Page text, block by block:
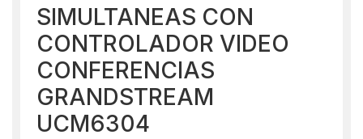
SIMULTANEAS CON
CONTROLADOR VIDEO
CONFERENCIAS
GRANDSTREAM
UCM6304